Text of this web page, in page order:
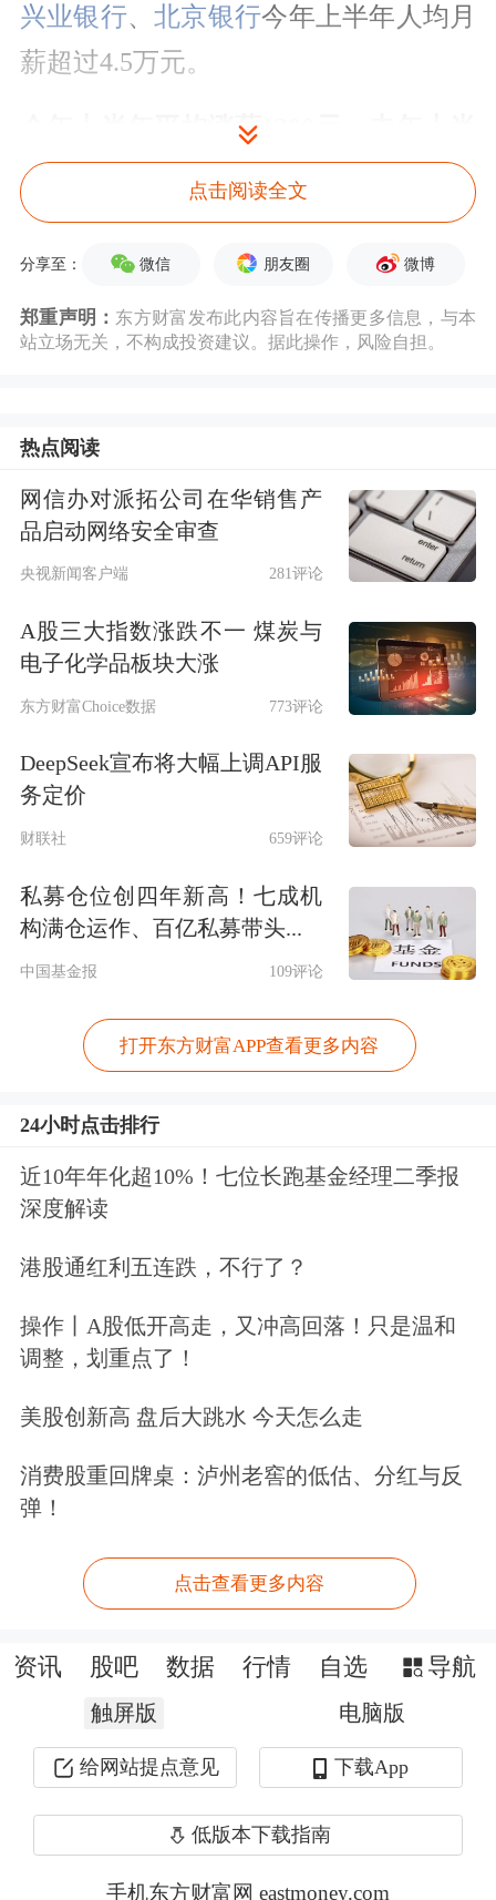
兴业银行、北京银行今年上半年人均月
薪超过4.5万元。
今年上半年平均涨薪1300元，去年上半
年平均降薪超5000元
平均薪酬为18.1万元，平均月薪为3.02
万元，较去年上半年涨薪约1300元，平
对领先；国有大行员工人数较多、网点
分布广，下沉网点更多，平均薪酬相对
招商银行上半年人均月薪为5.05万元，
南京银行为4.82万元，宁波银行、兴业
银行、北京银行比较接近，分别为4.54
万元、4.54万元、4.52万元。中信银
行、浙商银行 上海银行、
成都银行
上半年人均月薪也
都超过4万元。
六大国有银行中，中国银行上半年人均
元，
别为2.52万元和2.49万元。
本文根据Wind终端数据，以合并报表
点击阅读全文
分享至： 微信 朋友圈 微博
郑重声明： 东方财富发布此内容旨在传播更多信息，与本
站立场无关，不构成投资建议。据此操作，风险自担。
热点阅读
网信办对派拓公司在华销售产
品启动网络安全审查
央视新闻客户端 281评论
A股三大指数涨跌不一 煤炭与
电子化学品板块大涨
东方财富Choice数据 773评论
DeepSeek宣布将大幅上调API服
务定价
财联社 659评论
私募仓位创四年新高！七成机
构满仓运作、百亿私募带头...
中国基金报 109评论
打开东方财富APP查看更多内容
24小时点击排行
近10年年化超10%！七位长跑基金经理二季报
深度解读
港股通红利五连跌，不行了？
操作丨A股低开高走，又冲高回落！只是温和
调整，划重点了！
美股创新高 盘后大跳水 今天怎么走
消费股重回牌桌：泸州老窖的低估、分红与反
弹！
点击查看更多内容
资讯 股吧 数据 行情 自选 导航
触屏版 电脑版
给网站提点意见 下载App
低版本下载指南
手机东方财富网 eastmoney.com